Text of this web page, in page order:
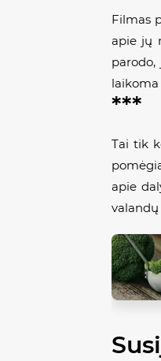
Filmas
apie jų
***
Tai tik
apie